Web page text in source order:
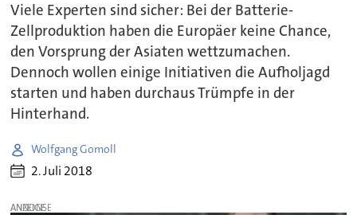
Viele Experten sind sicher: Bei der Batterie-
Zellproduktion haben die Europäer keine Chance,
den Vorsprung der Asiaten wettzumachen.
Dennoch wollen einige Initiativen die Aufholjagd
starten und haben durchaus Trümpfe in der
Hinterhand.
Wolfgang Gomoll
2. Juli 2018
ANZEIGE